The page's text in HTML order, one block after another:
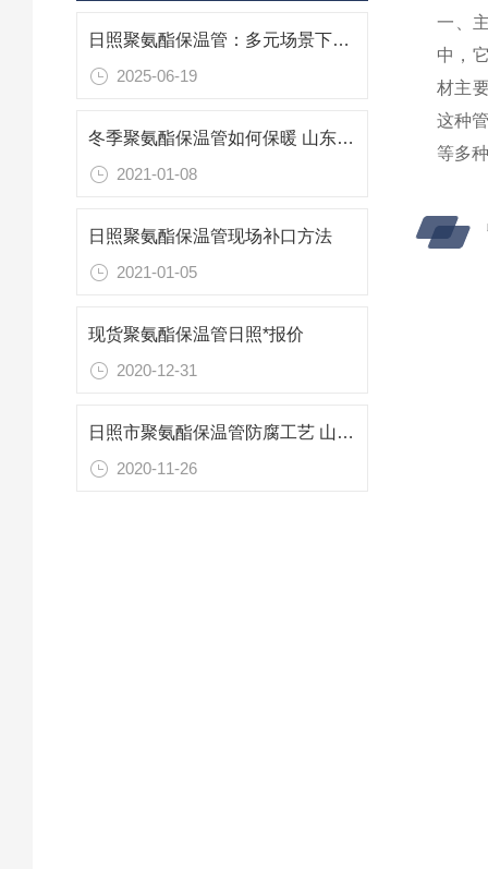
日照聚氨酯保温管：多元场景下的“保温先锋”
2025-06-19
冬季聚氨酯保温管如何保暖 山东日照保温管厂家
2021-01-08
日照聚氨酯保温管现场补口方法
2021-01-05
现货聚氨酯保温管日照*报价
2020-12-31
日照市聚氨酯保温管防腐工艺 山东专业防腐保温材料
2020-11-26
一、
中，
材主
这种
等多